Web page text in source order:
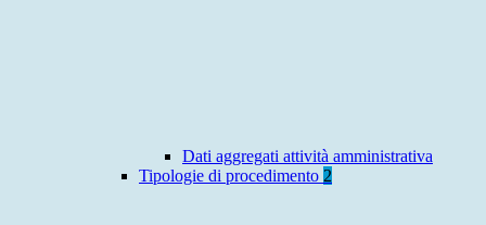
Dati aggregati attività amministrativa
Tipologie di procedimento 2